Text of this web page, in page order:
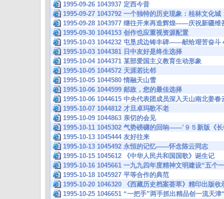
1995-09-26 1043937 定西今昔
1995-09-27 1043792 一个独特的历史现象：桂林文化城
1995-09-28 1043977 继往开来再造辉煌——庆祝新疆维
1995-09-30 1044153 创作也应重视资源配置
1995-10-03 1044232 屯垦戍边铸丰碑——献给艰苦奋斗
1995-10-03 1044381 日中友好是终生选择
1995-10-04 1044371 某部爱国主义教育生动形象
1995-10-05 1044572 天涯若比邻
1995-10-05 1044580 情融天山雪
1995-10-06 1044599 邮政，您的最佳选择
1995-10-06 1044615 中央代表团成员深入天山南北姜
1995-10-07 1044812 才旦卓玛歌不老
1995-10-09 1044863 亲切的会见
1995-10-11 1045302 气势磅礴的回响——’９５新版《
1995-10-13 1045444 友好往来
1995-10-13 1045492 永恒的记忆——怀念陈云同志
1995-10-15 1045612 《中华人民共和国国歌》诞生记
1995-10-16 1045661 一九九四年度精神文明建设“五个
1995-10-18 1045927 平等合作的典范
1995-10-20 1046320 《西藏历史档案荟萃》精印出版
1995-10-25 1046651 “一把手”两手抓出精品创一流天